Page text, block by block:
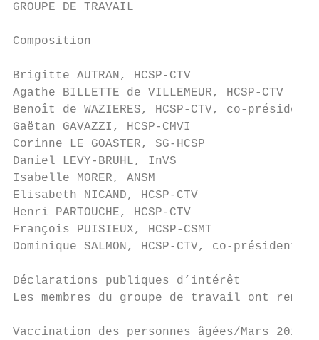
GROUPE DE TRAVAIL
Composition
Brigitte AUTRAN, HCSP-CTV
Agathe BILLETTE de VILLEMEUR, HCSP-CTV
Benoît de WAZIERES, HCSP-CTV, co-
Gaëtan GAVAZZI, HCSP-CMVI
Corinne LE GOASTER, SG-HCSP
Daniel LEVY-BRUHL, InVS
Isabelle MORER, ANSM
Elisabeth NICAND, HCSP-CTV
Henri PARTOUCHE, HCSP-CTV
François PUISIEUX, HCSP-CSMT
Dominique SALMON, HCSP-CTV, co-
Déclarations publiques d’intérêt
Les membres du groupe de travail ont
Vaccination des personnes âgées/